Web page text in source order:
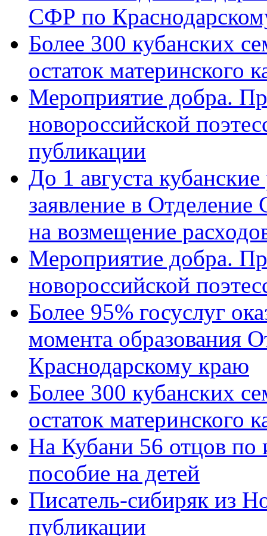
СФР по
Более 300 кубанских
остаток материнского
Мероприятие добра.
новороссийской
публикации
До 1 августа
заявление в
на возмещение
Мероприятие добра.
новороссийской
Более 95% госуслуг
момента образования
Краснодарскому краю
Более 300 кубанских
остаток материнского
На Кубани 56 отцов по
пособие на детей
Писатель-сибиряк из
публикации